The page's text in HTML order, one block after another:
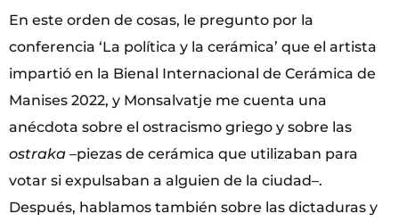
En este orden de cosas, le pregunto por la
conferencia ‘La política y la cerámica’ que el artista
impartió en la Bienal Internacional de Cerámica de
Manises 2022, y Monsalvatje me cuenta una
anécdota sobre el ostracismo griego y sobre las
ostraka –piezas de cerámica que utilizaban para
votar si expulsaban a alguien de la ciudad–.
Después, hablamos también sobre las dictaduras y